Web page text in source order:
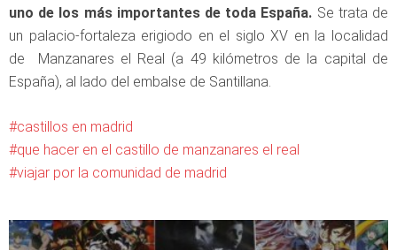
uno de los más importantes de toda España. Se trata de
un palacio-fortaleza erigiodo en el siglo XV en la localidad
de Manzanares el Real (a 49 kilómetros de la capital de
España), al lado del embalse de Santillana.
castillos en madrid
que hacer en el castillo de manzanares el real
viajar por la comunidad de madrid